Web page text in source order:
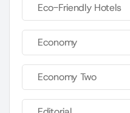
Eco-Friendly Hotels
Economy
Economy Two